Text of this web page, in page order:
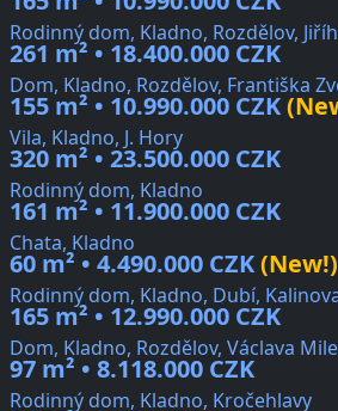
Rodinný dom, Kladno, Rozdělov,
261 m² • 18.400.000 CZK
Dom, Kladno, Rozdělov, Františka
155 m² • 10.990.000 CZK
Vila, Kladno, J. Hory
320 m² • 23.500.000 CZK
Rodinný dom, Kladno
161 m² • 11.900.000 CZK
Chata, Kladno
60 m² • 4.490.000 CZK(New!)
Rodinný dom, Kladno, Dubí,
165 m² • 12.990.000 CZK
Dom, Kladno, Rozdělov, Václava
97 m² • 8.118.000 CZK
Rodinný dom, Kladno, Kročehlavy